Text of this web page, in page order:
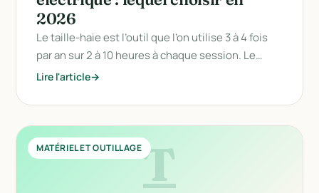
2026
Le taille-haie est l’outil que l’on utilise 3 à 4 fois
par an sur 2 à 10 heures à chaque session. Le…
Lire l'article
T
MATÉRIEL ET OUTILLAGE